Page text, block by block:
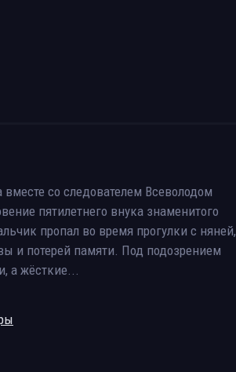
со следователем Всеволодом
пятилетнего внука знаменитого
пропал во время прогулки с няней,
и потерей памяти. Под подозрением
а жёсткие...